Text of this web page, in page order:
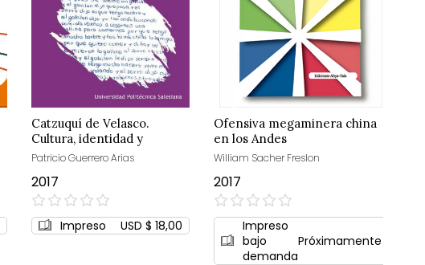
Catzuquí de Velasco.
Cultura, identidad y
memorias vivas
Patricio Guerrero Arias
2017
0%
Impreso USD $ 18,00
Ofensiva megaminera china
en los Andes
William Sacher Freslon
2017
0%
Impreso
bajo
demanda
Próximamente